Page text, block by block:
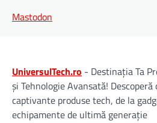
Mastodon
UniversulTech.ro - Destinația Ta
și Tehnologie Avansată!
captivante produse tech, de la
echipamente de ultimă generație